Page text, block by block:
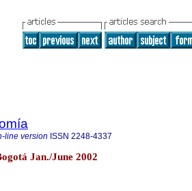
line version ISSN 2248-4337
Jan./June 2002